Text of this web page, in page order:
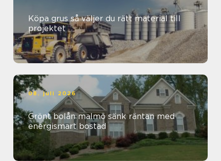
Köpa grus så väljer du rätt material till
projektet
08. juli 2026
Grönt bolån malmö sänk räntan med
energismart bostad